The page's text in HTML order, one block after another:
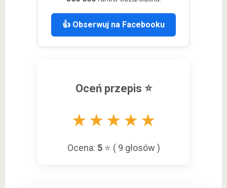
👍 Obserwuj na Facebooku
Oceń przepis ⭐
★ ★ ★ ★ ★
Ocena: 5⭐ ( 9 głosów )